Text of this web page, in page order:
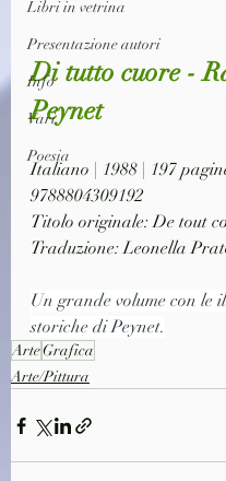
Libri in vetrina
Presentazione autori
Info
Vari
Poesia
Di tutto cuore -
Peynet
Italiano | 1988 | 197
9788804309192
Titolo originale: De tout
Traduzione: Leonella
Un grande volume con le
storiche di Peynet.
ArteGrafica
Arte/Pittura